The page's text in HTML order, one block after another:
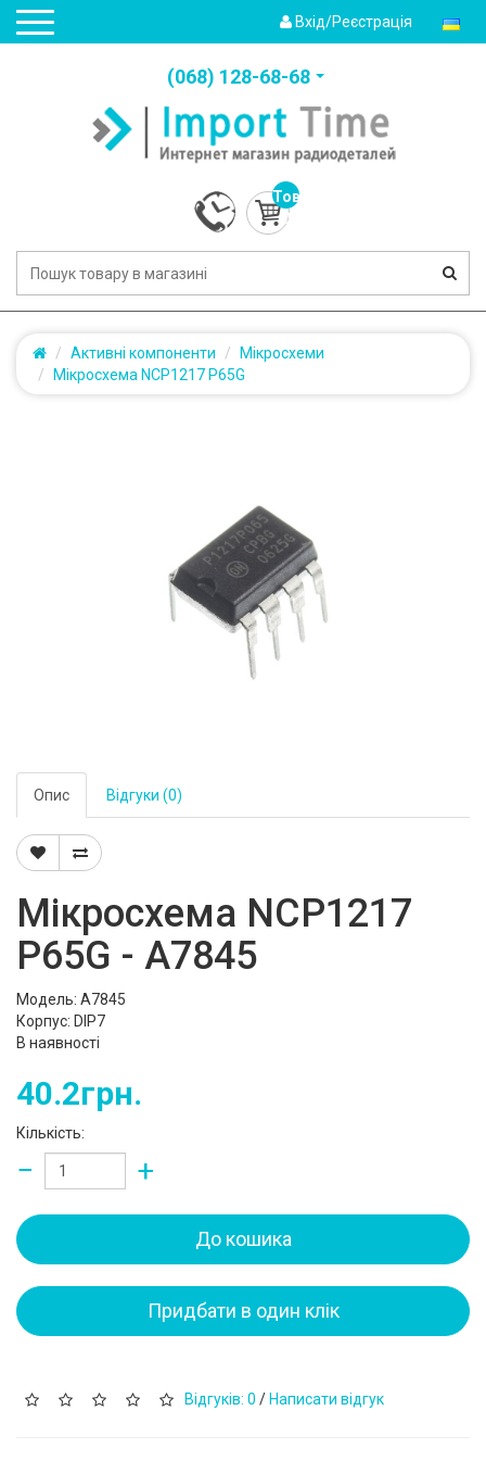
Вхід/Реєстрація
(‎068) 128-68-68
Товарів:
0
(0.0грн.)
Активні компоненти
Мікросхеми
Мікросхема NCP1217 P65G
Опис Відгуки (0)
Мікросхема NCP1217
P65G - A7845
Модель: A7845
Корпус: DIP7
В наявності
40.2грн.
Кількість:
− +
До кошика
Придбати в один клік
Відгуків: 0 / Написати відгук